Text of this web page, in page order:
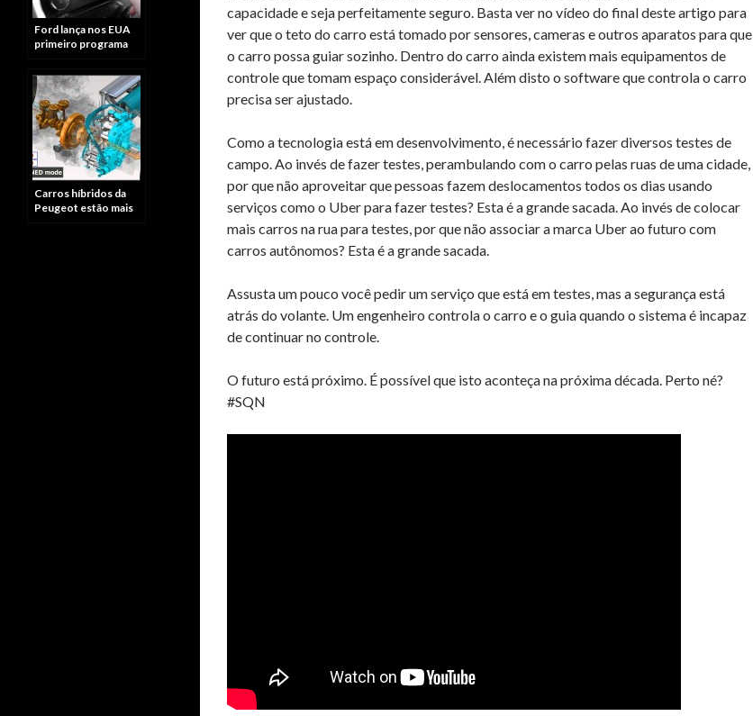
capacidade e seja perfeitamente seguro. Basta ver no vídeo do final deste artigo para
ver que o teto do carro está tomado por sensores, cameras e outros aparatos para que
o carro possa guiar sozinho. Dentro do carro ainda existem mais equipamentos de
controle que tomam espaço considerável. Além disto o software que controla o carro
precisa ser ajustado.
Como a tecnologia está em desenvolvimento, é necessário fazer diversos testes de
campo. Ao invés de fazer testes, perambulando com o carro pelas ruas de uma cidade,
por que não aproveitar que pessoas fazem deslocamentos todos os dias usando
serviços como o Uber para fazer testes? Esta é a grande sacada. Ao invés de colocar
mais carros na rua para testes, por que não associar a marca Uber ao futuro com
carros autônomos? Esta é a grande sacada.
Assusta um pouco você pedir um serviço que está em testes, mas a segurança está
atrás do volante. Um engenheiro controla o carro e o guia quando o sistema é incapaz
de continuar no controle.
O futuro está próximo. É possível que isto aconteça na próxima década. Perto né?
#SQN
Ford lança nos EUA
primeiro programa
aplicativos móveis
para carros
Carros híbridos da
Peugeot estão mais